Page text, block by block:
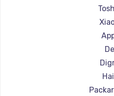
Ремонт
Ремонт
Ремонт
Ремонт
Ремонт
Ремонт
Ремонт